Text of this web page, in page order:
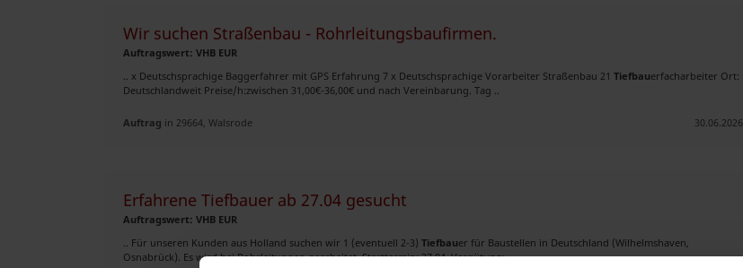
Wir suchen Straßenbau - Rohrleitungsbaufirmen.
Auftragswert: VHB EUR
.. x Deutschsprachige Baggerfahrer mit GPS Erfahrung 7 x Deutschsprachige Vorarbeiter Straßenbau 21 Tiefbauerfacharbeiter Ort:
Deutschlandweit Preise/h:zwischen 31,00€-36,00€ und nach Vereinbarung. Tag ..
Auftrag in 29664, Walsrode 30.06.2026
Erfahrene Tiefbauer ab 27.04 gesucht
Auftragswert: VHB EUR
.. Für unseren Kunden aus Holland suchen wir 1 (eventuell 2-3) Tiefbauer für Baustellen in Deutschland (Wilhelmshaven,
Osnabrück). Es wird bei Rohrleitungen gearbeitet. Starttermin: 27.04. Vergütung: ..